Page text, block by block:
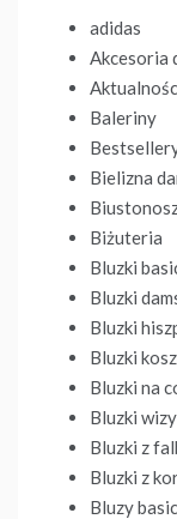
adidas
Akcesoria
Baleriny
Bielizna
Biżuteria
Bluzki
Bluzki
Bluzki
Bluzki
Bluzki na
Bluzki
Bluzki z
Bluzki z
Bluzy basic